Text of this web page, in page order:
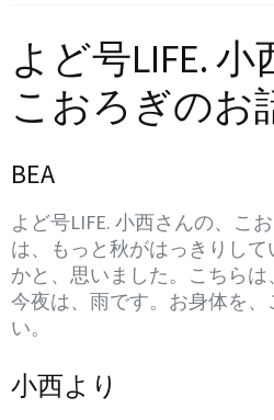
よど号LIFE. 小
こおろぎのお
BEA
よど号LIFE. 小西さんの、こ
は、もっと秋がはっきりし
かと、思いました。こちらは
今夜は、雨です。お身体を、
い。
小西より